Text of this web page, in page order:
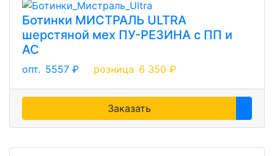
Ботинки МИСТРАЛЬ ULTRA
шерстяной мех ПУ-РЕЗИНА с ПП и
АС
опт. 5557 ₽ розница 6 350 ₽
Заказать